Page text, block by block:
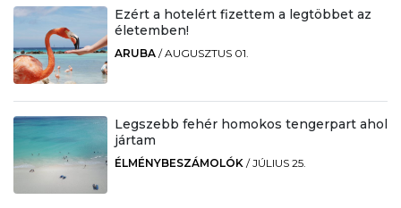
Ezért a hotelért fizettem a legtöbbet az
életemben!
ARUBA /AUGUSZTUS 01.
Legszebb fehér homokos tengerpart ahol
jártam
ÉLMÉNYBESZÁMOLÓK /JÚLIUS 25.